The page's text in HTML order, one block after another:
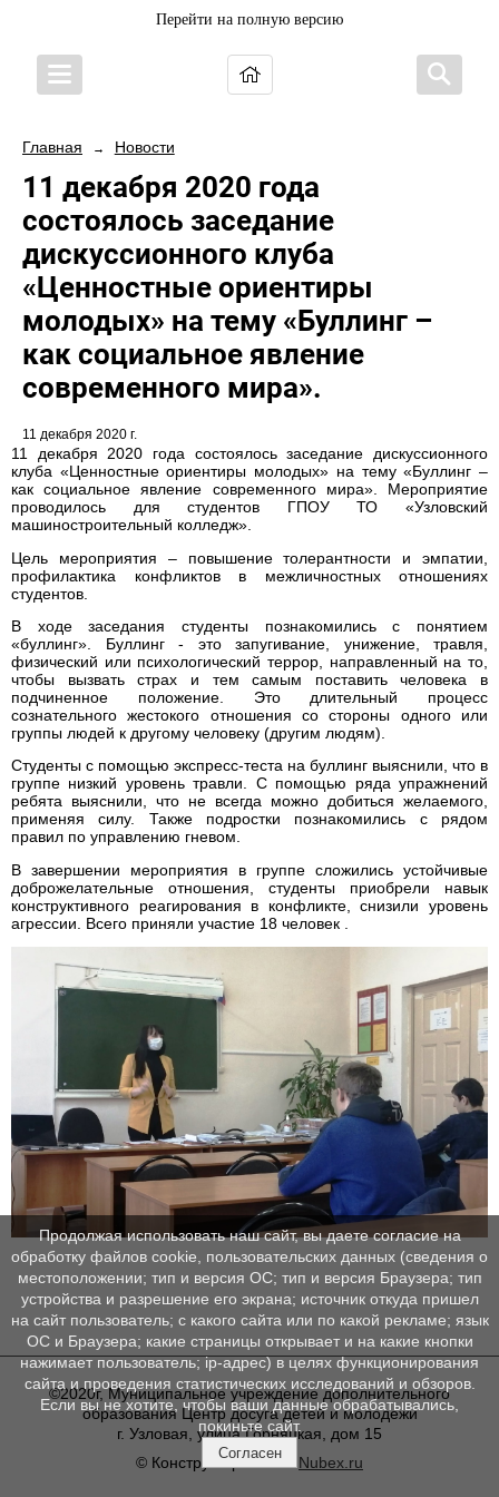
Перейти на полную версию
Главная → Новости
11 декабря 2020 года
состоялось заседание
дискуссионного клуба
«Ценностные ориентиры
молодых» на тему «Буллинг –
как социальное явление
современного мира».
11 декабря 2020 г.
11 декабря 2020 года состоялось заседание дискуссионного
клуба «Ценностные ориентиры молодых» на тему «Буллинг –
как социальное явление современного мира». Мероприятие
проводилось для студентов ГПОУ ТО «Узловский
машиностроительный колледж».
Цель мероприятия – повышение толерантности и эмпатии,
профилактика конфликтов в межличностных отношениях
студентов.
В ходе заседания студенты познакомились с понятием
«буллинг». Буллинг - это запугивание, унижение, травля,
физический или психологический террор, направленный на то,
чтобы вызвать страх и тем самым поставить человека в
подчиненное положение. Это длительный процесс
сознательного жестокого отношения со стороны одного или
группы людей к другому человеку (другим людям).
Студенты с помощью экспресс-теста на буллинг выяснили, что в
группе низкий уровень травли. С помощью ряда упражнений
ребята выяснили, что не всегда можно добиться желаемого,
применяя силу. Также подростки познакомились с рядом
правил по управлению гневом.
В завершении мероприятия в группе сложились устойчивые
доброжелательные отношения, студенты приобрели навык
конструктивного реагирования в конфликте, снизили уровень
агрессии. Всего приняли участие 18 человек .
©2020г, Муниципальное учреждение дополнительного
образования Центр досуга детей и молодежи
г. Узловая, улица Горняцкая, дом 15
© Конструктор сайтов Nubex.ru
Продолжая использовать наш сайт, вы даете согласие на
обработку файлов cookie, пользовательских данных (сведения о
местоположении; тип и версия ОС; тип и версия Браузера; тип
устройства и разрешение его экрана; источник откуда пришел
на сайт пользователь; с какого сайта или по какой рекламе; язык
ОС и Браузера; какие страницы открывает и на какие кнопки
нажимает пользователь; ip-адрес) в целях функционирования
сайта и проведения статистических исследований и обзоров.
Если вы не хотите, чтобы ваши данные обрабатывались,
покиньте сайт.
Согласен